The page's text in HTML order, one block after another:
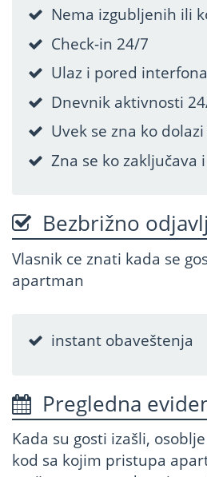
Nema izgubljenih ili
Check-in 24/7
Ulaz i pored
Dnevnik aktivnosti
Uvek se zna ko
Zna se ko zaključava
Bezbrižno
Vlasnik ce znati kada se
apartman
instant obaveštenja
Pregledna
Kada su gosti izašli,
kod sa kojim pristupa